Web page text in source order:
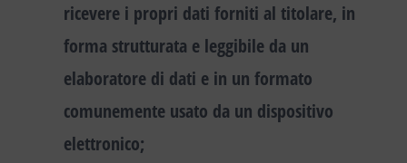
ricevere i propri dati forniti al titolare, in
forma strutturata e leggibile da un
elaboratore di dati e in un formato
comunemente usato da un dispositivo
elettronico;